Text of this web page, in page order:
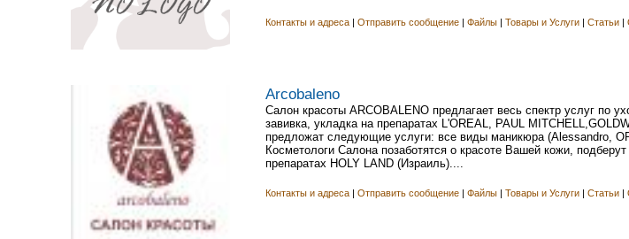
Контакты и адреса | Отправить сообщение | Файлы | Товары и Услуги | Статьи |
Arcobaleno
Салон красоты ARCOBALENO предлагает весь спектр услуг по
завивка, укладка на препаратах L'OREAL, PAUL
предложат следующие услуги: все виды маникюра (Alessandro,
Косметологи Салона позаботятся о красоте Вашей кожи,
препаратах HOLY LAND (Израиль)....
Контакты и адреса | Отправить сообщение | Файлы | Товары и Услуги | Статьи |